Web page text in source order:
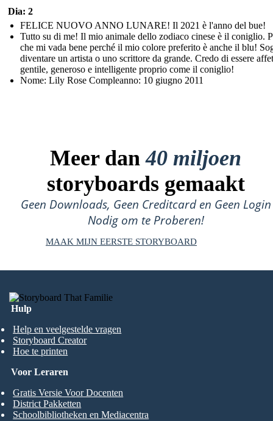
Dia: 2
FELICE NUOVO ANNO LUNARE! Il 2021 è l'anno del bue!
Tutto su di me! Il mio animale dello zodiaco cinese è il coniglio.
che mi vada bene perché il mio colore preferito è anche il blu!
diventare un artista o uno scrittore da grande. Credo di essere
gentile, generoso e intelligente proprio come il coniglio!
Nome: Lily Rose Compleanno: 10 giugno 2011
Meer dan40 miljoen
storyboards gemaakt
Geen Downloads, Geen Creditcard en Geen Login
Nodig om te Proberen!
MAAK MIJN EERSTE STORYBOARD
Hulp
Help en veelgestelde vragen
Storyboard Creator
Hoe te printen
Voor Leraren
Gratis Versie Voor Docenten
District Pakketten
Schoolbibliotheken en Mediacentra